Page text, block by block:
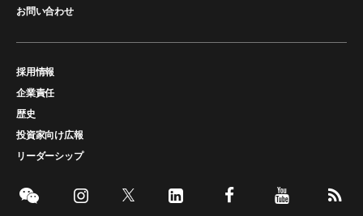
お問い合わせ
採用情報
企業責任
歴史
投資家向け広報
リーダーシップ